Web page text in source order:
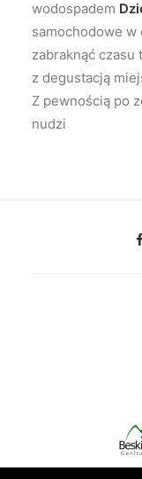
wodospadem
samochodowe w
zabraknąć czasu
z degustacją
Z pewnością po
nudzi